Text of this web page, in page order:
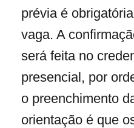
prévia é
vaga. A
será feita no
presencial, por
o preenchimento
orientação é que